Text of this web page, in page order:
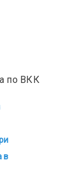
по ВКК
в